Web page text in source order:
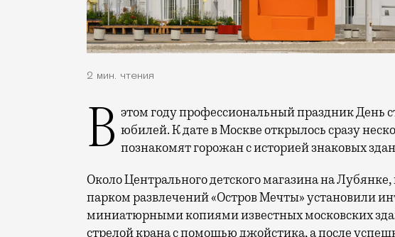
2 мин. чтения
В этом году профессиональный праздник День строителя отмечает 70-летний юбилей. К дате в Москве открылось сразу
познакомят горожан с историей знаковых
Около Центрального детского магазина на
парком развлечений «Остров Мечты» установили
миниатюрными копиями известных московских
стрелой крана с помощью джойстика, а после